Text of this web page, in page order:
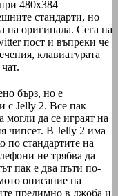
480х384
стандарти, но
на оригинала. Сега на
пост и въпреки че
клавиатурата
бърз, но е
с Jelly 2. Все пак
да се играят на
чипсет. В Jelly 2 има
по стандартите на
не трябва да
пак е два пъти по-
описание на
предимно в джоба и